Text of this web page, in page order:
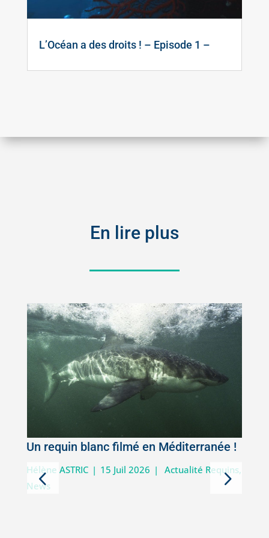
L’Océan a des droits ! – Episode 1 –
En lire plus
Un requin blanc filmé en Méditerranée !
Hélène ASTRIC | 15 Juil 2026 | Actualité Requins,
News